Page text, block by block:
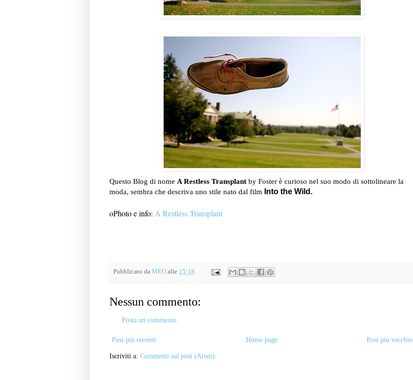
Questo Blog di nome A Restless Transplant by Foster è curioso nel suo modo di sottolineare la
moda, sembra che descriva uno stile nato dal film Into the Wild.
oPhoto e info: A Restless Transplant
Pubblicato da MEO alle 15:18
Nessun commento:
Posta un commento
Post più recente Post più vecchio
Home page
Iscriviti a: Commenti sul post (Atom)